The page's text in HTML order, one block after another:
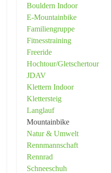
Bouldern Indoor
E-Mountainbike
Familiengruppe
Fitnesstraining
Freeride
Hochtour/Gletschertour
JDAV
Klettern Indoor
Klettersteig
Langlauf
Mountainbike
Natur & Umwelt
Rennmannschaft
Rennrad
Schneeschuh